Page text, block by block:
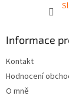
Informace
Kontakt
Hodnocení
O mně